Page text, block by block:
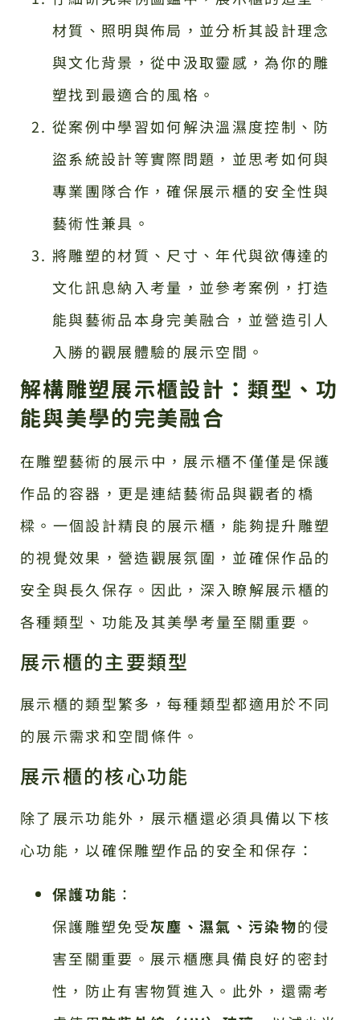
材質、照明與佈局，並分析其設計理念
與文化背景，從中汲取靈感，為你的雕
塑找到最適合的風格。
從案例中學習如何解決溫濕度控制、防
盜系統設計等實際問題，並思考如何與
專業團隊合作，確保展示櫃的安全性與
藝術性兼具。
將雕塑的材質、尺寸、年代與欲傳達的
文化訊息納入考量，並參考案例，打造
能與藝術品本身完美融合，並營造引人
入勝的觀展體驗的展示空間。
解構雕塑展示櫃設計：類型、功
能與美學的完美融合
在雕塑藝術的展示中，展示櫃不僅僅是保護
作品的容器，更是連結藝術品與觀者的橋
樑。一個設計精良的展示櫃，能夠提升雕塑
的視覺效果，營造觀展氛圍，並確保作品的
安全與長久保存。因此，深入瞭解展示櫃的
各種類型、功能及其美學考量至關重要。
展示櫃的主要類型
展示櫃的類型繁多，每種類型都適用於不同
的展示需求和空間條件。
展示櫃的核心功能
除了展示功能外，展示櫃還必須具備以下核
心功能，以確保雕塑作品的安全和保存：
保護功能 ：
保護雕塑免受灰塵、濕氣、污染物的侵
害至關重要。展示櫃應具備良好的密封
性，防止有害物質進入。此外，還需考